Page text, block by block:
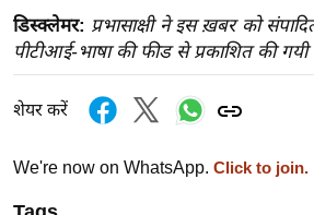
ज
ग
त
ऑ
व
डिस्क्लेमर: प्रभासाक्षी ने इस ख़बर को
पीटीआई-भाषा की फीड से प्रकाशित की गयी
शेयर करें
We're now on WhatsApp. Click to join.